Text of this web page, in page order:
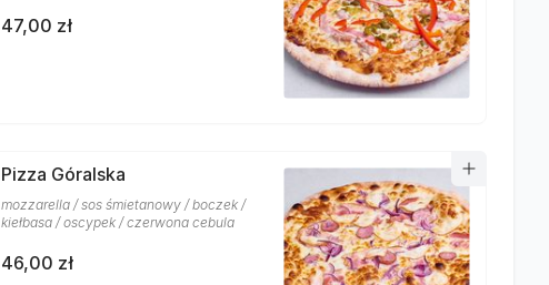
47,00 zł
Pizza Góralska
mozzarella / sos śmietanowy / boczek /
kiełbasa / oscypek / czerwona cebula
46,00 zł